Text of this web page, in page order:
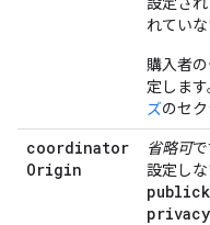
れてい
購入者
定しま
ズのセ
coordinator
Origin
省略可
設定し